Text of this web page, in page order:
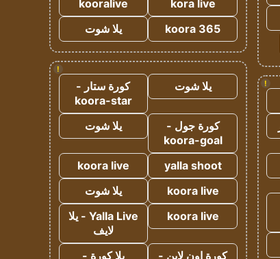
!
kora live
kooralive
koora 365
يلا شوت
!
يلا شوت
كورة ستار -
koora-star
كورة جول -
koora-goal
يلا شوت
yalla shoot
koora live
koora live
يلا شوت
koora live
Yalla Live - يلا
لايف
كورة اون لاين -
يلا كورة -